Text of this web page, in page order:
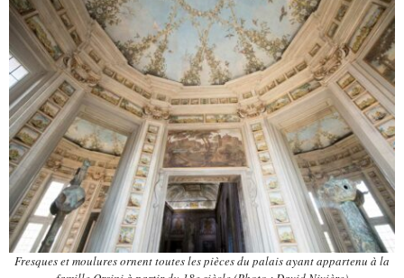
Fresques et moulures ornent toutes les pièces du palais ayant appartenu à la